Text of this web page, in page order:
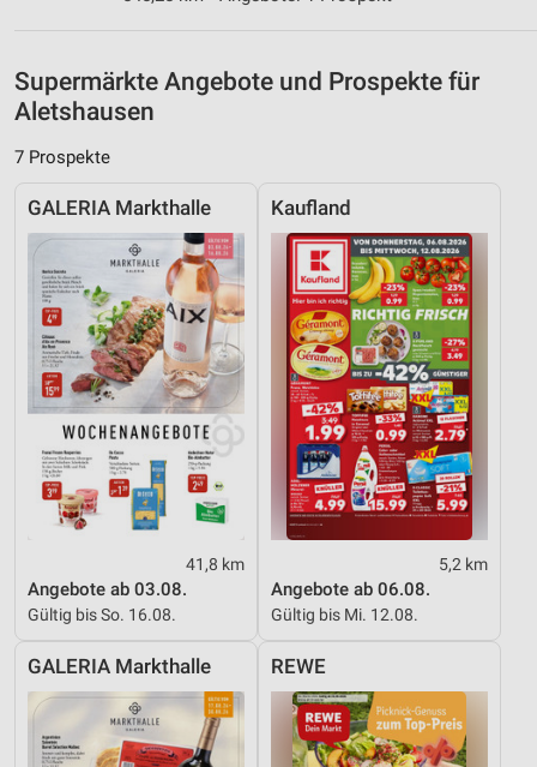
Supermärkte Angebote und Prospekte für
Aletshausen
7 Prospekte
GALERIA Markthalle
41,8 km
Angebote ab 03.08.
Gültig bis So. 16.08.
Kaufland
5,2 km
Angebote ab 06.08.
Gültig bis Mi. 12.08.
GALERIA Markthalle REWE
Analyse von Zielgruppen durch Statistiken oder
Kombinationen von Daten aus verschiedenen
Quellen
Entwicklung und Verbesserung der Angebote
Verwendung reduzierter Daten zur Auswahl von
Inhalten
IAB-Besonderheiten:
Verwendung genauer Standortdaten
Geräte anhand von aktiv angeforderten
Informationen identifizieren
Nicht-IAB-Verarbeitungszwecke:
Notwendig
Performance
Werbung